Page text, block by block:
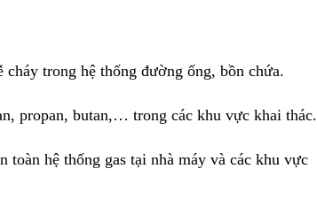
trong hệ thống đường ống, bồn chứa.
propan, butan,… trong các khu vực khai thác.
toàn hệ thống gas tại nhà máy và các khu vực